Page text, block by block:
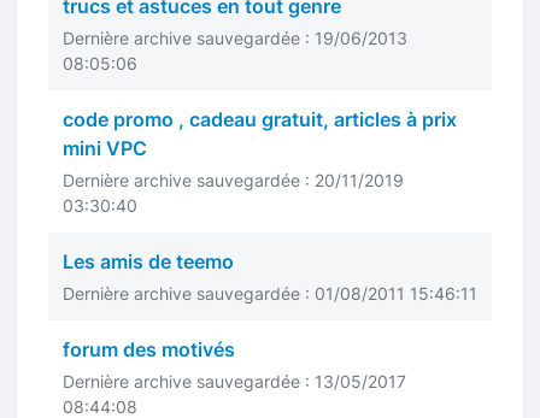
trucs et astuces en tout genre
Dernière archive sauvegardée : 19/06/2013
08:05:06
code promo , cadeau gratuit, articles à prix
mini VPC
Dernière archive sauvegardée : 20/11/2019
03:30:40
Les amis de teemo
Dernière archive sauvegardée : 01/08/2011 15:46:11
forum des motivés
Dernière archive sauvegardée : 13/05/2017
08:44:08